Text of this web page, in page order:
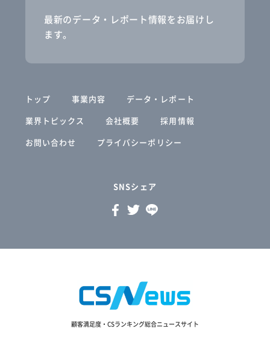
最新のデータ・レポート情報をお届けし
ます。
トップ 事業内容
データ・レポート
業界トピックス
会社概要
採用情報
お問い合わせ
プライバシーポリシー
SNSシェア
顧客満足度・CSランキング総合ニュースサイト